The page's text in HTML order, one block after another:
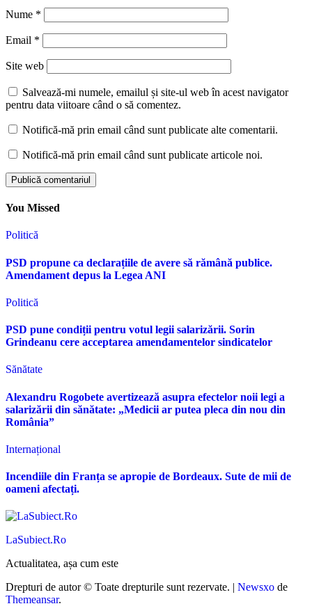
Nume *
Email *
Site web
Salvează-mi numele, emailul și site-ul web în acest navigator
pentru data viitoare când o să comentez.
Notifică-mă prin email când sunt publicate alte comentarii.
Notifică-mă prin email când sunt publicate articole noi.
You Missed
Politică
PSD propune ca declarațiile de avere să rămână publice.
Amendament depus la Legea ANI
Politică
PSD pune condiții pentru votul legii salarizării. Sorin
Grindeanu cere acceptarea amendamentelor sindicatelor
Sănătate
Alexandru Rogobete avertizează asupra efectelor noii legi a
salarizării din sănătate: „Medicii ar putea pleca din nou din
România”
Internațional
Incendiile din Franța se apropie de Bordeaux. Sute de mii de
oameni afectați.
LaSubiect.Ro
Actualitatea, așa cum este
Drepturi de autor © Toate drepturile sunt rezervate.
Newsxo de
Themeansar.